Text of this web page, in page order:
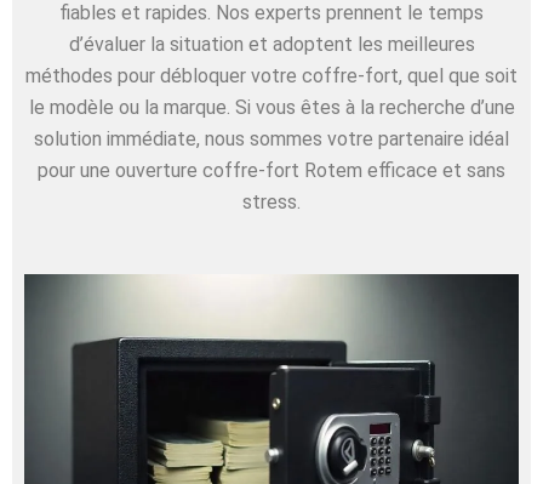
fiables et rapides. Nos experts prennent le temps
d’évaluer la situation et adoptent les meilleures
méthodes pour débloquer votre coffre-fort, quel que soit
le modèle ou la marque. Si vous êtes à la recherche d’une
solution immédiate, nous sommes votre partenaire idéal
pour une ouverture coffre-fort Rotem efficace et sans
stress.